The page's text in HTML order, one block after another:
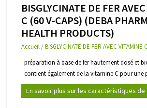
BISGLYCINATE DE FER
C (60 V-CAPS) (DEBA
HEALTH PRODUCTS)
Accueil /BISGLYCINATE DE FER AVEC VITAMINE
. préparation à base de fer hautement dosé et
. contient également de la vitamine C pour une
En savoir plus sur les caractéristiques de